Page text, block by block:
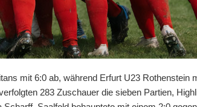
mit 6:0 ab, während Erfurt U23 Rothenstein
283 Zuschauer die sieben Partien,